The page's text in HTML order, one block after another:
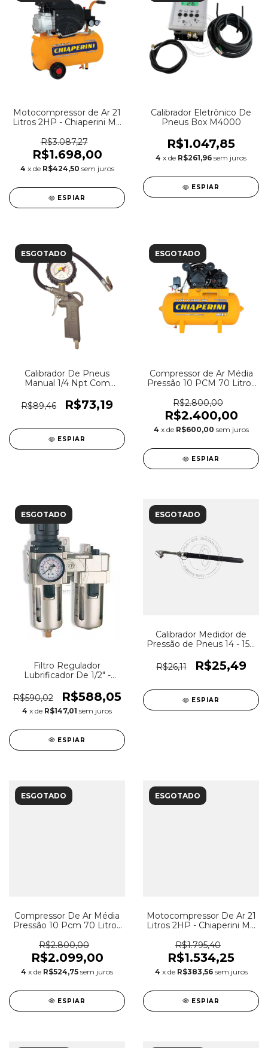
Motocompressor de Ar 21
Litros 2HP - Chiaperini MC
R$3.087,27
R$1.698,00
4 x de R$424,50 sem juros
ESPIAR
Calibrador Eletrônico De
Pneus Box M4000
R$1.047,85
4 x de R$261,96 sem juros
ESPIAR
ESGOTADO
Calibrador De Pneus
Manual 1/4 Npt Com
R$89,46
R$73,19
ESPIAR
ESGOTADO
Compressor de Ar Média
Pressão 10 PCM 70 Litros
PÉS 70L REX.T
R$2.800,00
R$2.400,00
4 x de R$600,00 sem juros
ESPIAR
ESGOTADO
Filtro Regulador
Lubrificador De 1/2" -
R$590,02
R$588,05
4 x de R$147,01 sem juros
ESPIAR
ESGOTADO
Calibrador Medidor de
Pressão de Pneus 14 - 150
R$26,11
R$25,49
ESPIAR
ESGOTADO
Compressor De Ar Média
Pressão 10 Pcm 70 Litros
PÉS 70L REX.T
R$2.800,00
R$2.099,00
4 x de R$524,75 sem juros
ESPIAR
ESGOTADO
Motocompressor De Ar 21
Litros 2HP - Chiaperini MC
R$1.795,40
R$1.534,25
4 x de R$383,56 sem juros
ESPIAR